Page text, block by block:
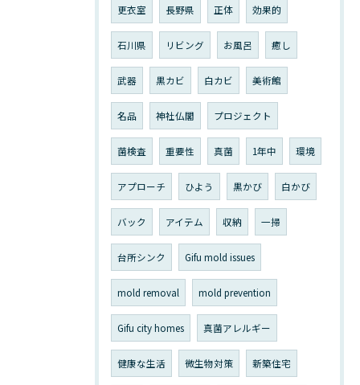
更衣室 長野県 正体 効果的
石川県 リビング お風呂 癒し
武器 黒カビ 白カビ 美術館
名品 神社仏閣 プロジェクト
菌検査 重要性 真菌 1年中 環境
アプローチ ひよう 黒かび 白かび
バック アイテム 収納 一掃
台所シンク Gifu mold issues
mold removal mold prevention
Gifu city homes 真菌アレルギー
健康な生活 微生物対策 新築住宅